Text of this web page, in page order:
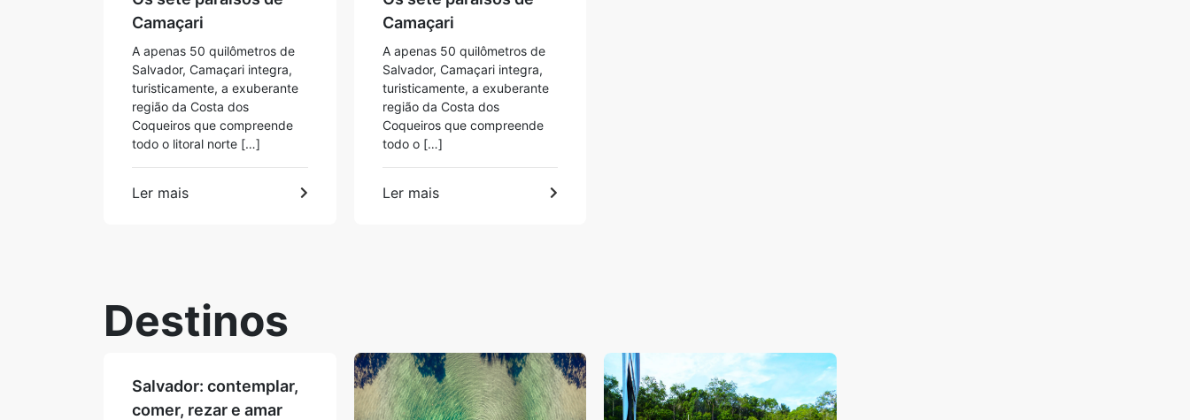
Camaçari
A apenas 50 quilômetros de
Salvador, Camaçari integra,
turisticamente, a exuberante
região da Costa dos
Coqueiros que compreende
todo o litoral norte […]
Ler mais
Camaçari
A apenas 50 quilômetros de
Salvador, Camaçari integra,
turisticamente, a exuberante
região da Costa dos
Coqueiros que compreende
todo o […]
Ler mais
Destinos
Salvador: contemplar,
comer, rezar e amar